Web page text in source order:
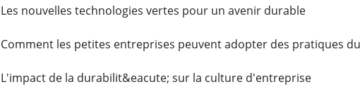
Les nouvelles technologies vertes pour un avenir durable
Comment les petites entreprises peuvent adopter des pratiques
L'impact de la durabilit&eacute; sur la culture d'entreprise